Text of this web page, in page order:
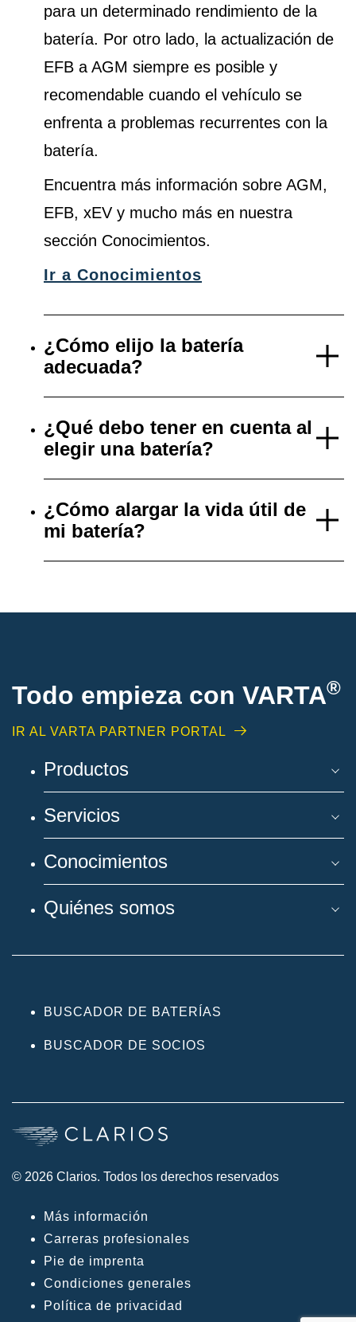
para un determinado rendimiento de la
batería. Por otro lado, la actualización de
EFB a AGM siempre es posible y
recomendable cuando el vehículo se
enfrenta a problemas recurrentes con la
batería.
Encuentra más información sobre AGM,
EFB, xEV y mucho más en nuestra
sección Conocimientos.
Ir a Conocimientos
¿Cómo elijo la batería
adecuada?
¿Qué debo tener en cuenta al
elegir una batería?
¿Cómo alargar la vida útil de
mi batería?
Todo empieza con VARTA®
IR AL VARTA PARTNER PORTAL
Productos
Servicios
Conocimientos
Quiénes somos
BUSCADOR DE BATERÍAS
BUSCADOR DE SOCIOS
© 2026 Clarios. Todos los derechos reservados
Más información
Carreras profesionales
Pie de imprenta
Condiciones generales
Política de privacidad